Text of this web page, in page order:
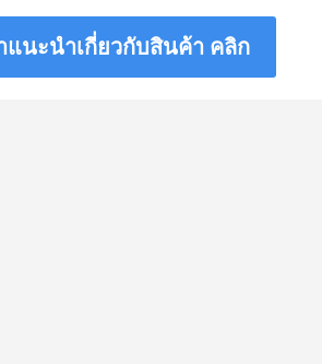
แนะนำเกี่ยวกับสินค้า คลิก